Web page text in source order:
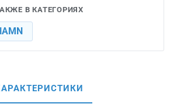
В КАТЕГОРИЯХ